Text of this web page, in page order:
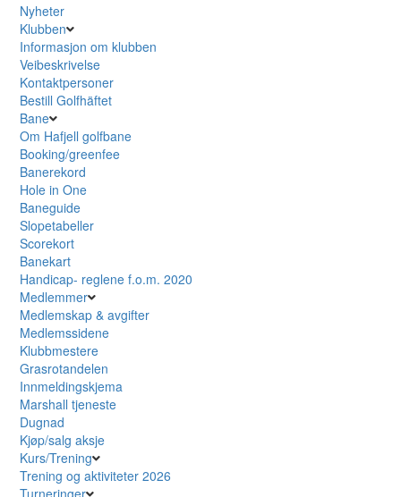
Nyheter
Klubben
Informasjon om klubben
Veibeskrivelse
Kontaktpersoner
Bestill Golfhäftet
Bane
Om Hafjell golfbane
Booking/greenfee
Banerekord
Hole in One
Baneguide
Slopetabeller
Scorekort
Banekart
Handicap- reglene f.o.m. 2020
Medlemmer
Medlemskap & avgifter
Medlemssidene
Klubbmestere
Grasrotandelen
Innmeldingskjema
Marshall tjeneste
Dugnad
Kjøp/salg aksje
Kurs/Trening
Trening og aktiviteter 2026
Turneringer